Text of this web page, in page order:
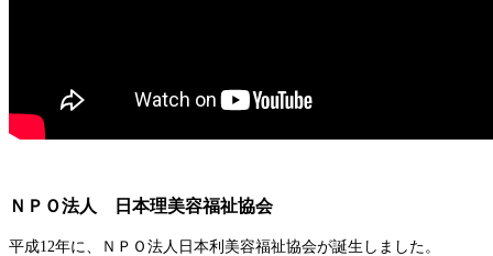
ＮＰＯ法人 日本理美容福祉協会
平成12年に、ＮＰＯ法人日本利美容福祉協会が誕生しました。